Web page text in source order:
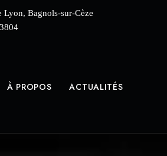
Lyon, Bagnols-sur-Cèze
À PROPOS ACTUALITÉS